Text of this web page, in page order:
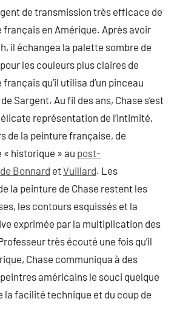
de transmission très efficace de
français en Amérique. Après avoir
il échangea la palette sombre de
les couleurs plus claires de
qu’il utilisa d’un pinceau
Sargent. Au fil des ans, Chase s’est
représentation de l’intimité,
de la peinture française, de
« historique » au post-
Bonnard etVuillard. Les
la peinture de Chase restent les
les contours esquissés et la
exprimée par la multiplication des
très écouté une fois qu’il
Chase communiqua à des
américains le souci quelque
la facilité technique et du coup de